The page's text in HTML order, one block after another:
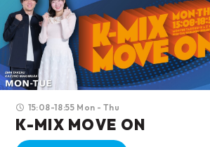
15:08-18:55 Mon - Thu
K-MIX MOVE ON